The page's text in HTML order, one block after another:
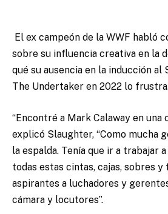
El ex campeón de la WWF habló
sobre su influencia creativa en la
qué su ausencia en la inducción al
The Undertaker en 2022 lo
“Encontré a Mark Calaway en una
explicó Slaughter, “Como mucha
la espalda. Tenía que ir a trabajar
todas estas cintas, cajas, sobres
aspirantes a luchadores y
cámara y locutores”.